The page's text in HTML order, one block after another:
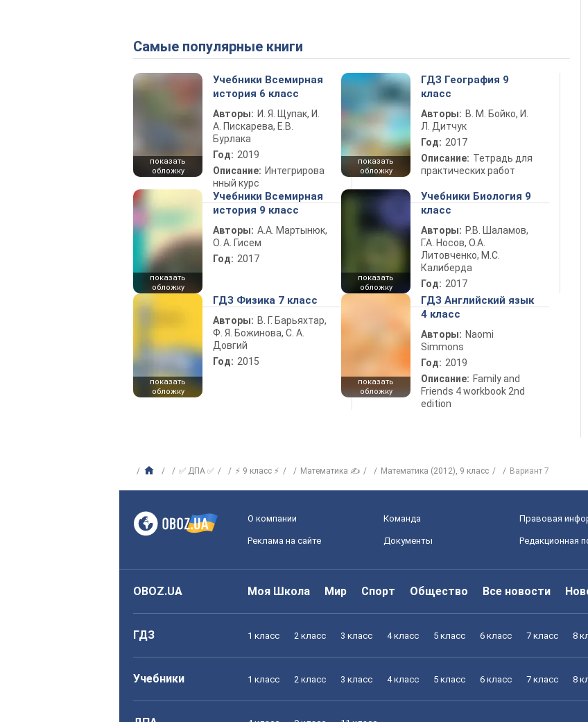
Самые популярные книги
показать
обложку
Учебники Всемирная
история 6 класс
Авторы: И. Я. Щупак, И.
А. Пискарева, Е.В.
Бурлака
Год: 2019
Описание: Интегрирова
нный курс
показать
обложку
ГДЗ География 9
класс
Авторы: В. М. Бойко, И.
Л. Дитчук
Год: 2017
Описание: Тетрадь для
практических работ
показать
обложку
Учебники Всемирная
история 9 класс
Авторы: А.А. Мартынюк,
О. А. Гисем
Год: 2017
показать
обложку
Учебники Биология 9
класс
Авторы: Р.В. Шаламов,
Г.А. Носов, О.А.
Литовченко, М.С.
Калиберда
Год: 2017
показать
обложку
ГДЗ Физика 7 класс
Авторы: В. Г. Барьяхтар,
Ф. Я. Божинова, С. А.
Довгий
Год: 2015
показать
обложку
ГДЗ Английский язык
4 класс
Авторы: Naomi
Simmons
Год: 2019
Описание: Family and
Friends 4 workbook 2nd
edition
✅ ДПА ✅ ⚡ 9 класс ⚡ Математика ✍ Математика (2012), 9 класс Вариант 7
О компании Команда Правовая
Реклама на сайте Документы Редакционная
OBOZ.UA Моя Школа Мир Спорт Общество Все новости
ГДЗ 1 класс 2 класс 3 класс 4 класс 5 класс 6 класс 7 класс 8
Учебники 1 класс 2 класс 3 класс 4 класс 5 класс 6 класс 7 класс 8